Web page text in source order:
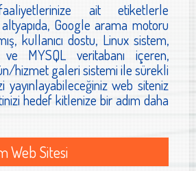
ait etiketlerle
Google arama motoru
kullanıcı dostu, Linux sistem,
MYSQL veritabanı içeren,
hizmet galeri sistemi ile sürekli
yayınlayabileceğiniz web siteniz
hedef kitlenize bir adım daha
Web Sitesi